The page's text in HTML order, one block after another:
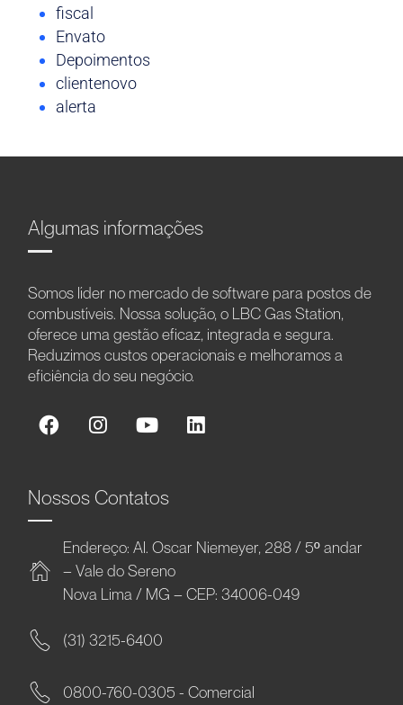
fiscal
Envato
Depoimentos
clientenovo
alerta
Algumas informações
Somos líder no mercado de software para postos de
combustíveis. Nossa solução, o LBC Gas Station,
oferece uma gestão eficaz, integrada e segura.
Reduzimos custos operacionais e melhoramos a
eficiência do seu negócio.
Nossos Contatos
Endereço: Al. Oscar Niemeyer, 288 / 5º andar
– Vale do Sereno
Nova Lima / MG – CEP: 34006-049
(31) 3215-6400
0800-760-0305 - Comercial